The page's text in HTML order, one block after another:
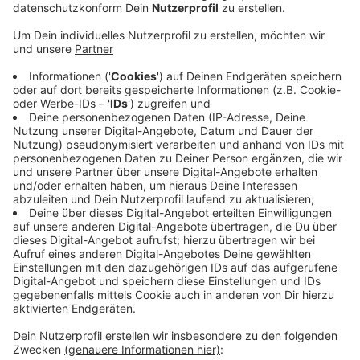
Anzeige
Bis zum 16. August übertragt das Bistum die
Gottesdienste aus dem Aachener Dom. Verfolgen
kann man die Streams an allen Sonntagen, an
Fronleichnam und am 15. August zum Fest der
Aufnahme Mariens. So will das Bistum allen, die in der
Corona-Krise besonderen Gesundheitsrisiken
ausgesetzt sind, den virtuellen Besuch in der Kirche
ermöglichen. Zu sehen sind die Live-Gottesdienste im
Internet auf der Homepage und dem Youtube-Kanal
des Bistums. Die Livestreams gibt es auf der
Homepageund auf demYouTube-Kanaldes Bistums
Aachen.
Anzeige